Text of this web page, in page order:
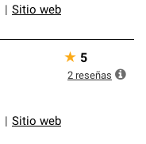
Sitio web
Sitio web
★ 5
2 reseñas